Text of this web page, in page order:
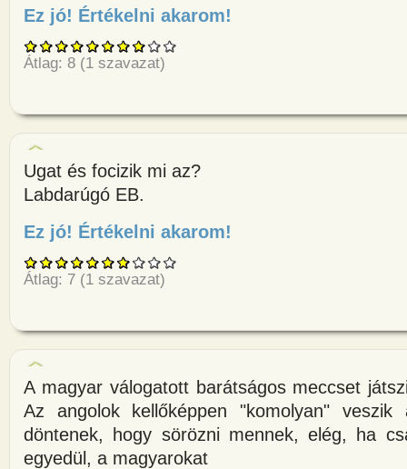
Ez jó! Értékelni akarom!
Átlag: 8 (1 szavazat)
Ugat és focizik mi az?
Labdarúgó EB.
Ez jó! Értékelni akarom!
Átlag: 7 (1 szavazat)
A magyar válogatott barátságos meccset
Az angolok kellőképpen "komolyan"
döntenek, hogy sörözni mennek, elég, ha
egyedül, a magyarokat